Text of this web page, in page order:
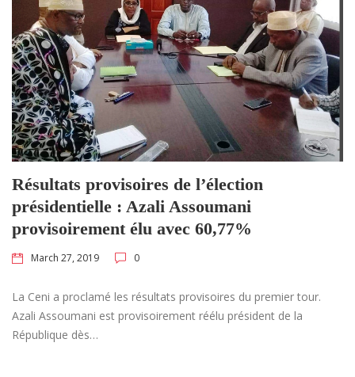
Résultats provisoires de l’élection
présidentielle : Azali Assoumani
provisoirement élu avec 60,77%
March 27, 2019 0
La Ceni a proclamé les résultats provisoires du premier tour.
Azali Assoumani est provisoirement réélu président de la
République dès…